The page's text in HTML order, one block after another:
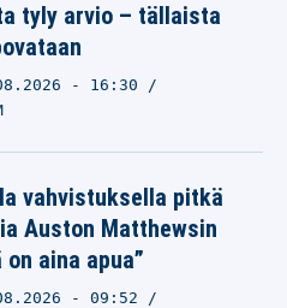
tyly arvio – tällaista
- 16:30
vahvistuksella pitkä
Auston Matthewsin
aina apua”
- 09:52